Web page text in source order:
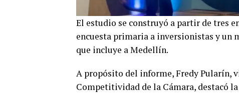
El estudio se construyó a partir de tres
encuesta primaria a inversionistas y un
que incluye a Medellín.
A propósito del informe, Fredy Pularín,
Competitividad de la Cámara, destacó